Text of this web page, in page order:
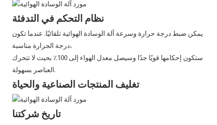
نظام التحكم في التدفئة
يمكن ضبط درجة حرارة وسرعة آلة الوسادة الهوائية تلقائيًا. عندما تكون
درجة الحرارة مناسبة،
ستكون إحكامها قويًا جدًا وسيصل معدل الهواء إلى 100٪ بحيث لا تتحرك
العناصر بسهولة.
تغليف المنتجات الصناعية والحياة
تاريخ شركتنا